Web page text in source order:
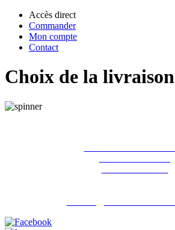
Accès direct
Commander
Mon compte
Contact
Choix de la livraison